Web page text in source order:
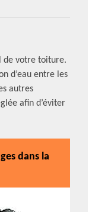
de votre toiture.
d’eau entre les
autres
afin d’éviter
dans la